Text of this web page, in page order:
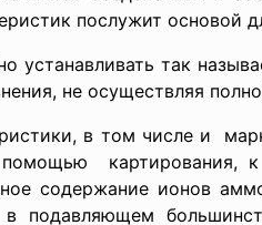
послужит основой
устанавливать так
не осуществляя
в том числе и
картирования,
содержание ионов
в подавляющем